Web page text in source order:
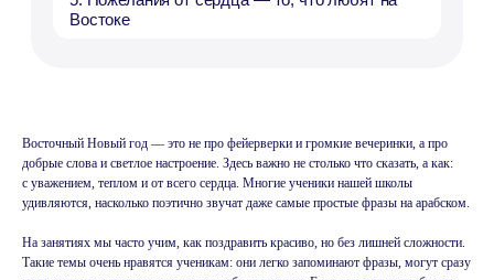
Восточный Новый год — это не про фейерверки и громкие вечеринки, а про
добрые слова и светлое настроение. Здесь важно не столько что сказать, а как:
с уважением, теплом и от всего сердца. Многие ученики нашей школы
удивляются, насколько поэтично звучат даже самые простые фразы на арабском.
На занятиях мы часто учим, как поздравить красиво, но без лишней сложности.
Такие темы очень нравятся ученикам: они легко запоминают фразы, могут сразу
Попробовать
бесплатно